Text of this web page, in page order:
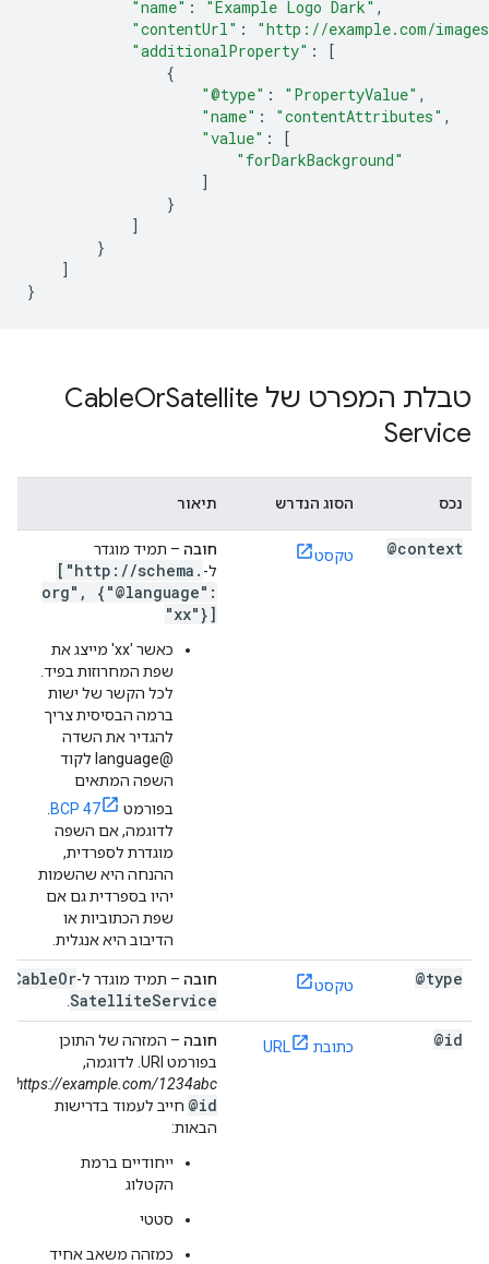
"name" : "Example Logo Dark" ,
"contentUrl" :
"http://example.com/
"additionalProperty" :
[
{
"@type" : "PropertyValue" ,
"name" : "contentAttributes" ,
"value" :
[
"forDarkBackground"
]
}
]
}
]
}
טבלת המפרט של Cable OrSatellite
Service
נכס הסוג הנדרש תיאור
@context טקסט חובה – תמיד מוגדר
ל-
["http: //schema .
org" ,
{"@language":
"xx"}]
כאשר 'xx' מייצג את
שפת המחרוזות בפיד.
לכל הקשר של ישות
ברמה הבסיסית צריך
להגדיר את השדה
@language לקוד
השפה המתאים
בפורמט
BCP 47
לדוגמה, אם השפה
מוגדרת לספרדית,
ההנחה היא שהשמות
יהיו בספרדית גם אם
שפת הכתוביות או
הדיבוב היא אנגלית.
@type טקסט חובה – תמיד מוגדר ל- CableOr
SatelliteService
@id כתובת URL חובה – המזהה של התוכן
בפורמט URI. לדוגמה,
https://example.com/1234abc
@id חייב לעמוד בדרישות
הבאות:
ייחודיים ברמת
הקטלוג
סטטי
כמזהה משאב אחיד